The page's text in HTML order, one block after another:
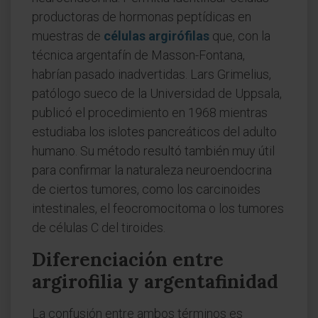
productoras de hormonas peptídicas en
muestras de células argirófilas que, con la
técnica argentafín de Masson-Fontana,
habrían pasado inadvertidas. Lars Grimelius,
patólogo sueco de la Universidad de Uppsala,
publicó el procedimiento en 1968 mientras
estudiaba los islotes pancreáticos del adulto
humano. Su método resultó también muy útil
para confirmar la naturaleza neuroendocrina
de ciertos tumores, como los carcinoides
intestinales, el feocromocitoma o los tumores
de células C del tiroides.
Diferenciación entre
argirofilia y argentafinidad
La confusión entre ambos términos es